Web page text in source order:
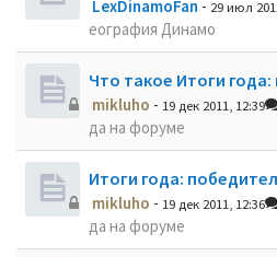
LexDinamoFan - 29 июл
еография Динамо
Что такое Итоги года:
mikluho - 19 дек 2011, 12:39
да на форуме
Итоги года:
mikluho - 19 дек 2011, 12:36
да на форуме